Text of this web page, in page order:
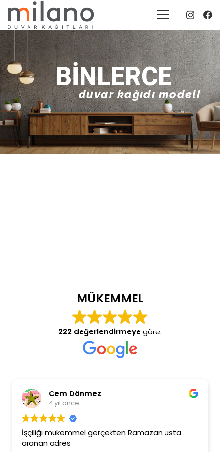
BINLERCE
duvar kağıdı modeli
MÜKEMMEL
222 değerlendirmeyegöre.
Cem Dönmez
4 yıl önce
İşçiliği mükemmel gerçekten Ramazan usta
aranan adres